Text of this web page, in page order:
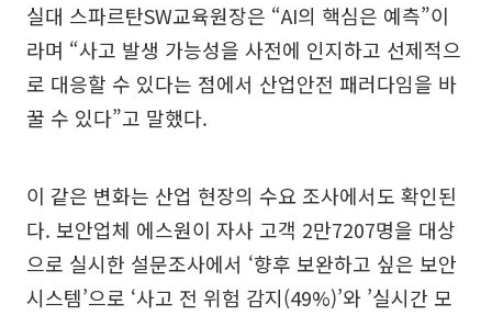
실대 스파르탄SW교육원장은 “AI의 핵심은 예측”이
라며 “사고 발생 가능성을 사전에 인지하고 선제적으
로 대응할 수 있다는 점에서 산업안전 패러다임을 바
꿀 수 있다”고 말했다.
이 같은 변화는 산업 현장의 수요 조사에서도 확인된
다. 보안업체 에스원이 자사 고객 2만7207명을 대상
으로 실시한 설문조사에서 ‘향후 보완하고 싶은 보안
시스템’으로 ‘사고 전 위험 감지(49%)’와 ’실시간 모